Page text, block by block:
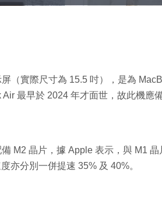
（實際尺寸為 15.5 吋），是為
最早於 2024 年才面世，故此機應
M2 晶片，據 Apple 表示，與 M1
亦分別一併提速 35% 及 40%。